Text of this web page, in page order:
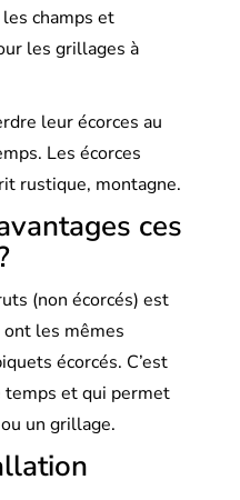
champs et
les grillages à
leur écorces au
Les écorces
rustique, montagne.
ces
(non écorcés) est
les mêmes
écorcés. C’est
temps et qui permet
un grillage.